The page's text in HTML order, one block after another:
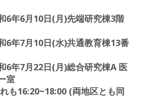
6年6月10日(月)先端研究棟3階
6年7月10日(水)共通教育棟13番
6年7月22日(月)総合研究棟A 医
室
(両地区とも同